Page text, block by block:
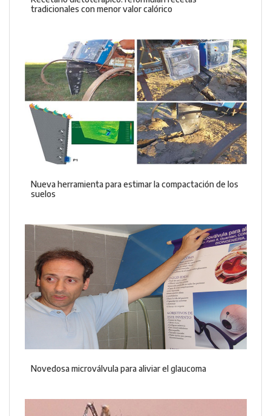
tradicionales con menor valor calórico
Nueva herramienta para estimar la compactación de los
suelos
Novedosa microválvula para aliviar el glaucoma